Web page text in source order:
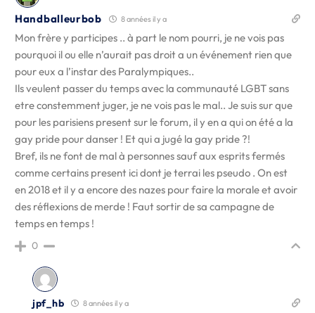
Handballeurbob 8 années il y a
Mon frère y participes .. à part le nom pourri, je ne vois pas
pourquoi il ou elle n’aurait pas droit a un événement rien que
pour eux a l’instar des Paralympiques..
Ils veulent passer du temps avec la communauté LGBT sans
etre constemment juger, je ne vois pas le mal.. Je suis sur que
pour les parisiens present sur le forum, il y en a qui on été a la
gay pride pour danser ! Et qui a jugé la gay pride ?!
Bref, ils ne font de mal à personnes sauf aux esprits fermés
comme certains present ici dont je terrai les pseudo . On est
en 2018 et il y a encore des nazes pour faire la morale et avoir
des réflexions de merde ! Faut sortir de sa campagne de
temps en temps !
0
jpf_hb 8 années il y a